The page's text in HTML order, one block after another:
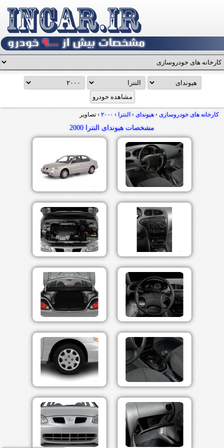
مشخصات هیوندای النترا 2000
کارخانه های خودروسازی › هیوندای › النترا › ۲۰۰۰ › تصاویر